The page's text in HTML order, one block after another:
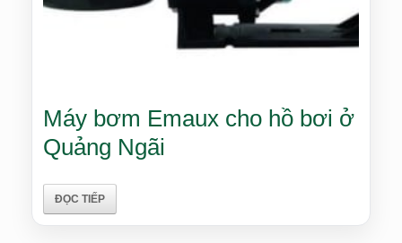
Máy bơm Emaux cho hồ bơi ở
Quảng Ngãi
ĐỌC TIẾP